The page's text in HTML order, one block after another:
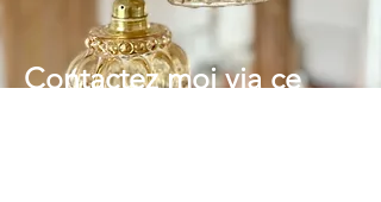
Contactez moi via ce